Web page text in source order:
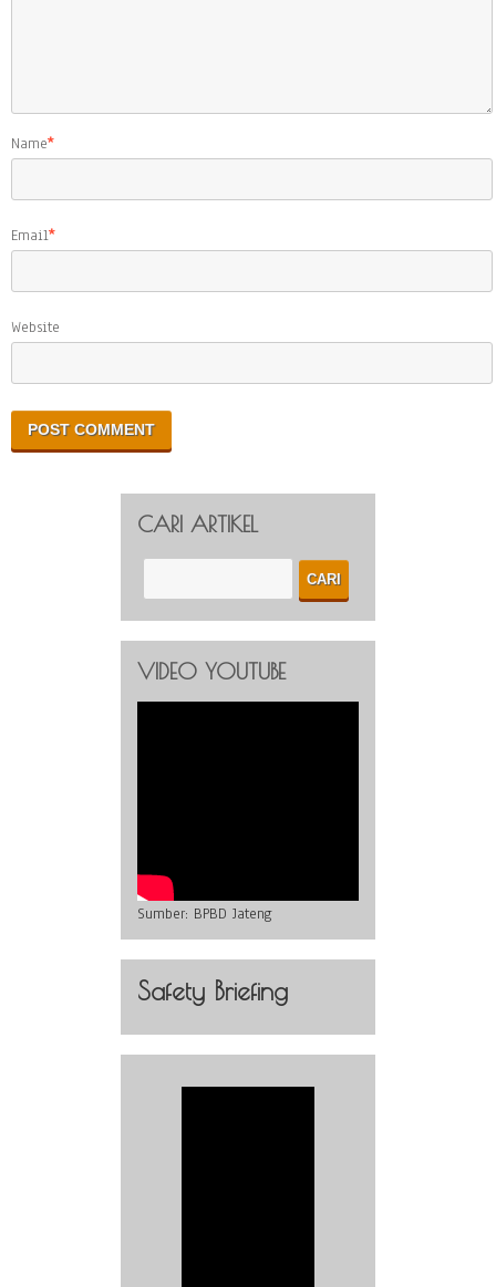
Name*
Email*
Website
CARI ARTIKEL
VIDEO YOUTUBE
Sumber: BPBD Jateng
Safety Briefing